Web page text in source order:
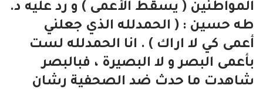
المواطنين ( يسقط الأعمى ) و رد عليه د.
طه حسين : ( الحمدلله الذي جعلني
أعمى كي لا اراك ) . انا الحمدلله لست
بأعمى البصر و لا البصيرة ، فبالبصر
شاهدت ما حدث ضد الصحفية رشان